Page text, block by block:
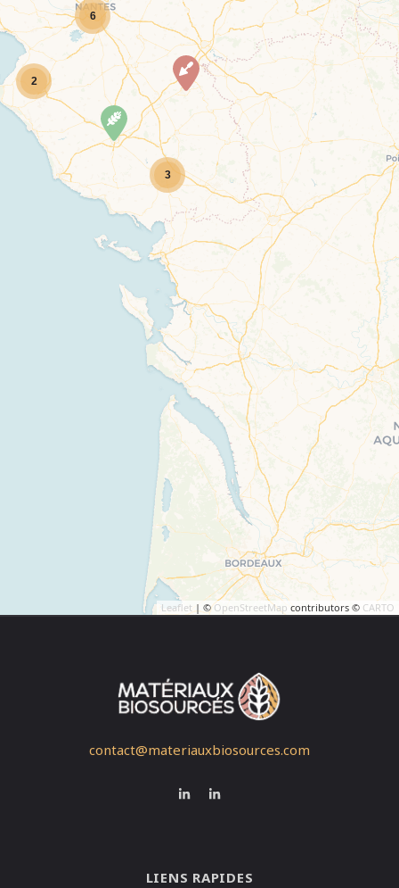
3
2
6
Leaflet | ©OpenStreetMap contributors © CARTO
contact@materiauxbiosources.com
LIENS RAPIDES